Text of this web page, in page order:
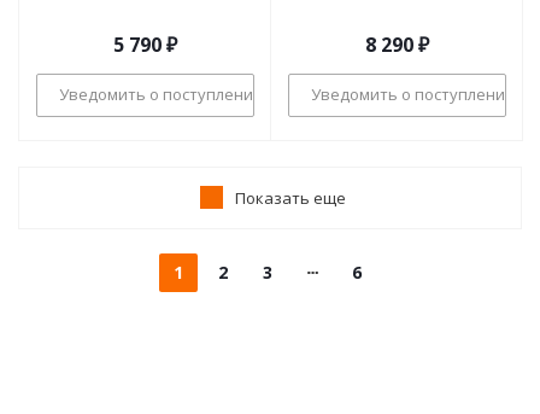
5 790₽
Уведомить о поступлении
8 290₽
Уведомить о поступлении
Показать еще
1 2 3 6